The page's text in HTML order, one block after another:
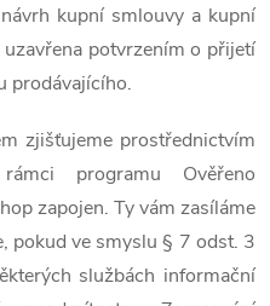
kupní smlouvy a kupní
potvrzením o přijetí
prodávajícího.
zjišťujeme prostřednictvím
programu Ověřeno
zapojen. Ty vám zasíláme
pokud ve smyslu § 7 odst. 3
službách informační